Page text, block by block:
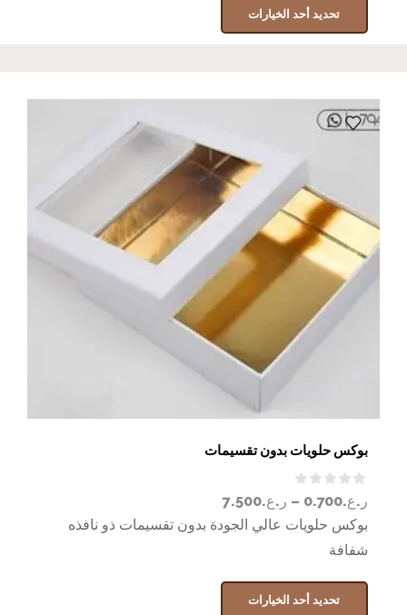
تحديد أحد الخيارات
بوكس حلويات بدون تقسيمات
ر.ع.0.700
– ر.ع.7.500
بوكس حلويات عالي الجودة بدون تقسيمات ذو نافذه
شفافة
تحديد أحد الخيارات